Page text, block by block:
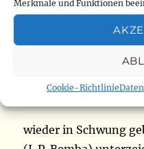
Merkmale und Funktionen
Cookie-Richtlinie
Joseph Kabila
wieder in Schwung